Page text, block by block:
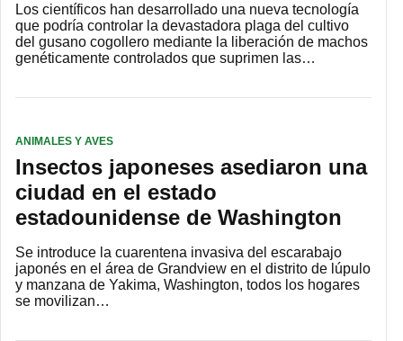
Los científicos han desarrollado una nueva tecnología
que podría controlar la devastadora plaga del cultivo
del gusano cogollero mediante la liberación de machos
genéticamente controlados que suprimen las…
ANIMALES Y AVES
Insectos japoneses asediaron una
ciudad en el estado
estadounidense de Washington
Se introduce la cuarentena invasiva del escarabajo
japonés en el área de Grandview en el distrito de lúpulo
y manzana de Yakima, Washington, todos los hogares
se movilizan…